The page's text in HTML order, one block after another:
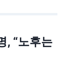
, “노후는